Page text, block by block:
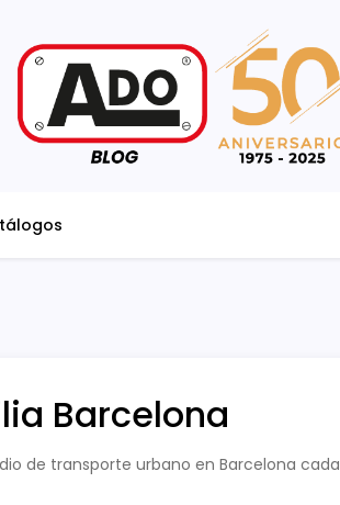
Barcelona
de transporte urbano en Barcelona cada